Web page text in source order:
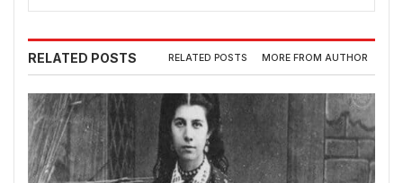
RELATED POSTS RELATED POSTS MORE FROM AUTHOR